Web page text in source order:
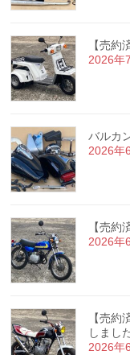
【売
2026年
バルカ
2026年
【売
2026年
【売
しまし
2026年